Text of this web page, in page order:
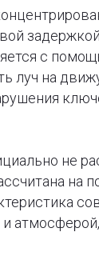
с
луч на
не
на